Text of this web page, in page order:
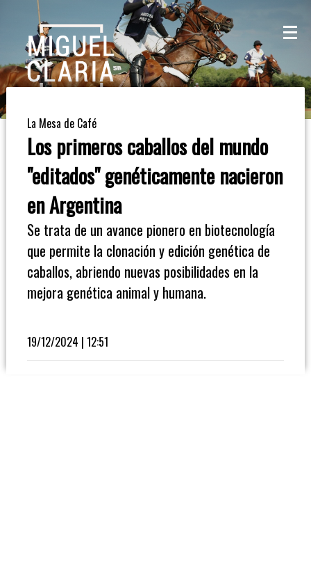
La
Mesa
De
Café
Columna
Opinión
Radioinforme
La Mesa de Café
Los primeros caballos del mundo
"editados" genéticamente nacieron
en Argentina
Se trata de un avance pionero en biotecnología
que permite la clonación y edición genética de
caballos, abriendo nuevas posibilidades en la
mejora genética animal y humana.
19/12/2024 | 12:51